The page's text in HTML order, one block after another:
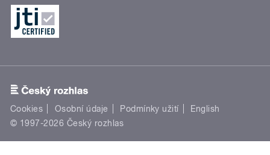
Cookies Osobní údaje Podmínky užití
English
© 1997-2026 Český rozhlas